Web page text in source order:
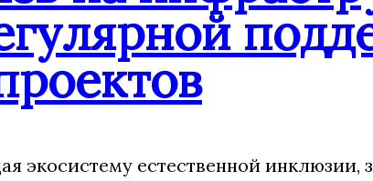
естественной инклюзии,